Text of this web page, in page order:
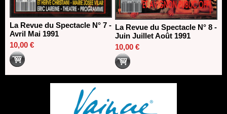
La Revue du Spectacle N° 7 -
Avril Mai 1991
10,00 €
La Revue du Spectacle N° 8 -
Juin Juillet Août 1991
10,00 €